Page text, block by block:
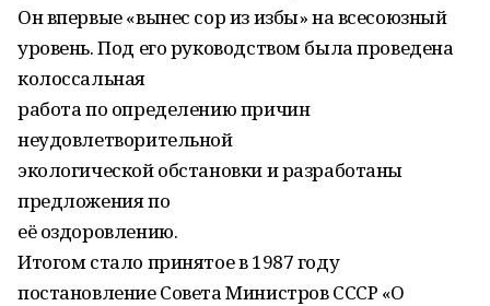
Он впервые «вынес сор из избы» на всесоюзный
уровень. Под его руководством была проведена
колоссальная
работа по определению причин
неудовлетворительной
экологической обстановки и разработаны
предложения по
её оздоровлению.
Итогом стало принятое в 1987 году
постановление Совета Министров СССР «О